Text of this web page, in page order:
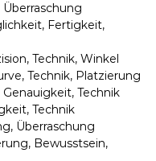
Überraschung
Fertigkeit,
Technik, Winkel
Technik, Platzierung
Technik
Technik
Überraschung
Bewusstsein,